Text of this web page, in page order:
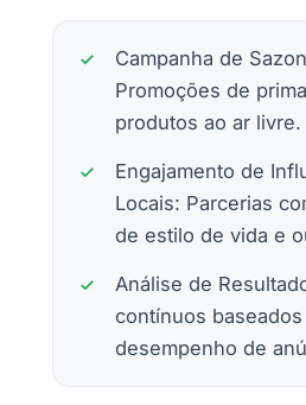
Campanha de
Promoções de
produtos ao ar livre.
Engajamento de
Locais: Parcerias
de estilo de vida e
Análise de
contínuos
desempenho de